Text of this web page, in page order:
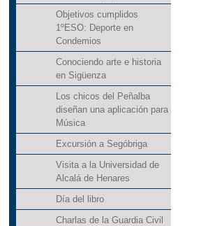
Objetivos cumplidos
1ºESO: Deporte en
Condemios
Conociendo arte e historia
en Sigüenza
Los chicos del Peñalba
diseñan una aplicación para
Música
Excursión a Segóbriga
Visita a la Universidad de
Alcalá de Henares
Día del libro
Charlas de la Guardia Civil